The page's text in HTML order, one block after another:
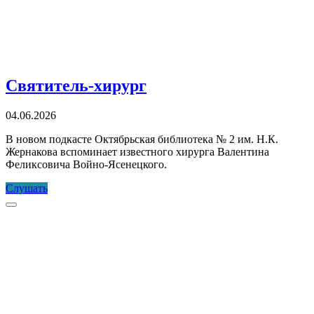
Святитель-хирург
04.06.2026
В новом подкасте Октябрьская библиотека № 2 им. Н.К.
Жернакова вспоминает известного хирурга Валентина
Феликсовича Войно-Ясенецкого.
СлушатьСвятитель-
Прокрутка